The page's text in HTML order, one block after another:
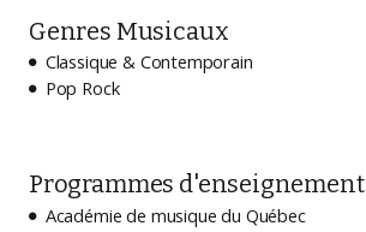
Genres Musicaux
 Classique & Contemporain
 Pop Rock
Programmes d'enseignement
 Académie de musique du Québec